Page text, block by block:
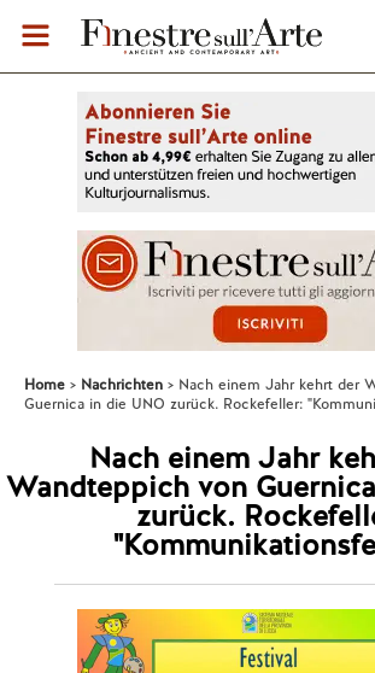
Home Nachrichten
Nach einem Jahr kehrt der
Guernica in die UNO zurück. Rockefeller:
Nach einem Jahr
Wandteppich von
zurück.